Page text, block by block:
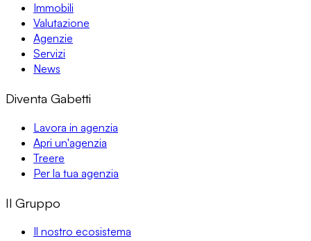
Immobili
Valutazione
Agenzie
Servizi
News
Diventa Gabetti
Lavora in agenzia
Apri un'agenzia
Treere
Per la tua agenzia
Il Gruppo
Il nostro ecosistema